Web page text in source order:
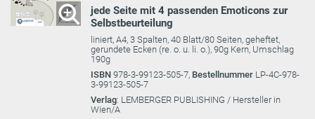
jede Seite mit 4 passenden Emoticons zur
Selbstbeurteilung
liniert, A4, 3 Spalten, 40 Blatt/80 Seiten, geheftet,
gerundete Ecken (re. o. u. li. o.), 90g Kern, Umschlag
190g
ISBN 978-3-99123-505-7, Bestellnummer LP-4C-978-
3-99123-505-7
Verlag: LEMBERGER PUBLISHING / Hersteller in
Wien/A